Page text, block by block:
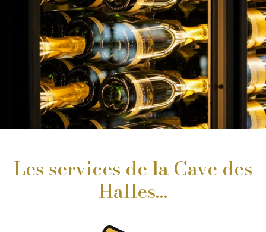
Les services de la Cave des
Halles…